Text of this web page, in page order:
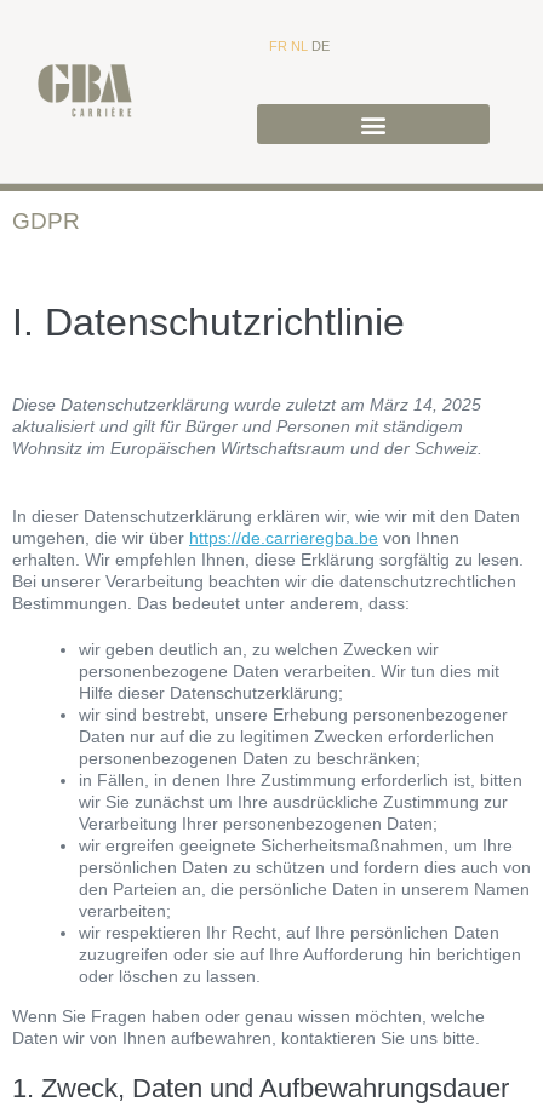
FR NL DE
GDPR
I. Datenschutzrichtlinie
Diese Datenschutzerklärung wurde zuletzt am März 14, 2025
aktualisiert und gilt für Bürger und Personen mit ständigem
Wohnsitz im Europäischen Wirtschaftsraum und der Schweiz.
In dieser Datenschutzerklärung erklären wir, wie wir mit den Daten
umgehen, die wir über https://de.carrieregba.be von Ihnen
erhalten. Wir empfehlen Ihnen, diese Erklärung sorgfältig zu lesen.
Bei unserer Verarbeitung beachten wir die datenschutzrechtlichen
Bestimmungen. Das bedeutet unter anderem, dass:
wir geben deutlich an, zu welchen Zwecken wir
personenbezogene Daten verarbeiten. Wir tun dies mit
Hilfe dieser Datenschutzerklärung;
wir sind bestrebt, unsere Erhebung personenbezogener
Daten nur auf die zu legitimen Zwecken erforderlichen
personenbezogenen Daten zu beschränken;
in Fällen, in denen Ihre Zustimmung erforderlich ist, bitten
wir Sie zunächst um Ihre ausdrückliche Zustimmung zur
Verarbeitung Ihrer personenbezogenen Daten;
wir ergreifen geeignete Sicherheitsmaßnahmen, um Ihre
persönlichen Daten zu schützen und fordern dies auch von
den Parteien an, die persönliche Daten in unserem Namen
verarbeiten;
wir respektieren Ihr Recht, auf Ihre persönlichen Daten
zuzugreifen oder sie auf Ihre Aufforderung hin berichtigen
oder löschen zu lassen.
Wenn Sie Fragen haben oder genau wissen möchten, welche
Daten wir von Ihnen aufbewahren, kontaktieren Sie uns bitte.
1. Zweck, Daten und Aufbewahrungsdauer